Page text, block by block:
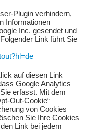
Plugin verhindern,
Informationen
Inc. gesendet und
Link führt Sie
auf diesen Link
Google Analytics
erfasst. Mit dem
Out-Cookie“
von Cookies
Sie Ihre Cookies
Link bei jedem